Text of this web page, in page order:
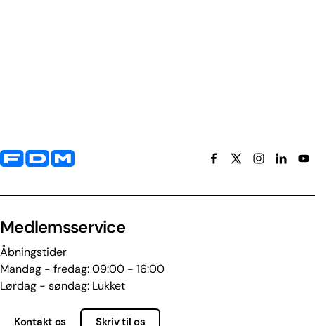
Yderligere information og kontaktoplysninger
Medlemsservice
Åbningstider
Mandag - fredag: 09:00 - 16:00
Lørdag - søndag: Lukket
Kontakt os Skriv til os